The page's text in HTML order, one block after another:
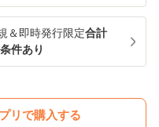
＆即時発行限定合計
件あり
リで購入する